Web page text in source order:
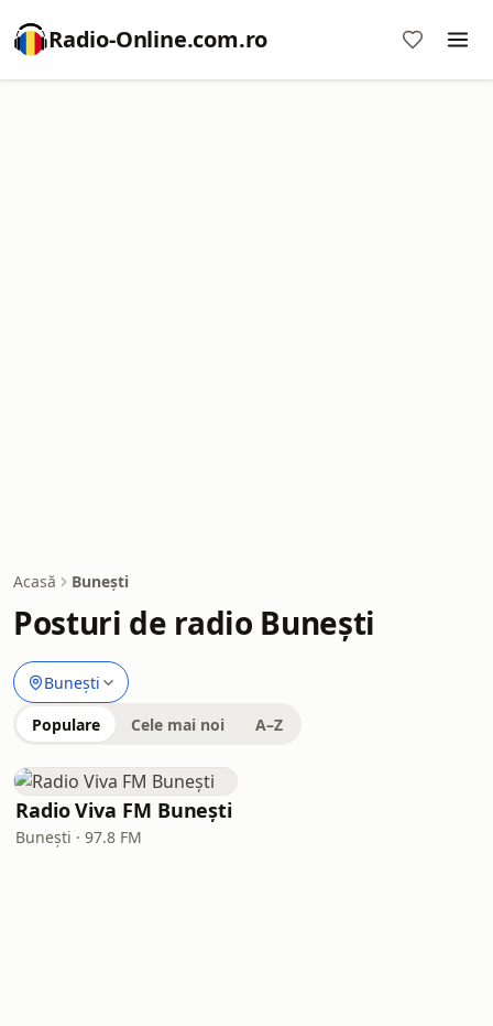
Radio-Online.com.ro
Acasă Bunești
Posturi de radio Bunești
Bunești
Populare Cele mai noi A–Z
Radio Viva FM Bunești
Bunești · 97.8 FM